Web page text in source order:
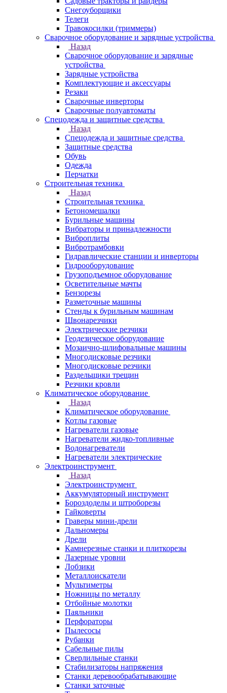
Снегоуборщики
Телеги
Травокосилки (триммеры)
Сварочное оборудование и зарядные устройства
Назад
Сварочное оборудование и зарядные
устройства
Зарядные устройства
Комплектующие и аксессуары
Резаки
Сварочные инверторы
Сварочные полуавтоматы
Спецодежда и защитные средства
Назад
Спецодежда и защитные средства
Защитные средства
Обувь
Одежда
Перчатки
Строительная техника
Назад
Строительная техника
Бетономешалки
Бурильные машины
Вибраторы и принадлежности
Виброплиты
Вибротрамбовки
Гидравлические станции и инверторы
Гидрооборудование
Грузоподъемное оборудование
Осветительные мачты
Бензорезы
Разметочные машины
Стенды к бурильным машинам
Швонарезчики
Электрические резчики
Геодезическое оборудование
Мозаично-шлифовальные машины
Многодисковые резчики
Многодисковые резчики
Раздельщики трещин
Резчики кровли
Климатическое оборудование
Назад
Климатическое оборудование
Котлы газовые
Нагреватели газовые
Нагреватели жидко-топливные
Водонагреватели
Нагреватели электрические
Электроинструмент
Назад
Электроинструмент
Аккумуляторный инструмент
Бороздоделы и штроборезы
Гайковерты
Граверы мини-дрели
Дальномеры
Дрели
Камнерезные станки и плиткорезы
Лазерные уровни
Лобзики
Металлоискатели
Мультиметры
Ножницы по металлу
Отбойные молотки
Паяльники
Перфораторы
Пылесосы
Рубанки
Сабельные пилы
Сверлильные станки
Стабилизаторы напряжения
Станки деревообрабатывающие
Станки заточные